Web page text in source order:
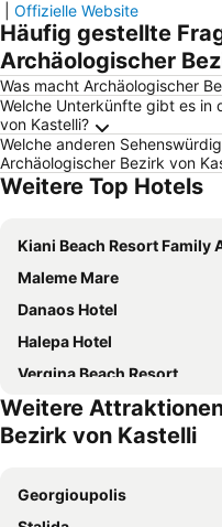
Offizielle Website
Häufig gestellte
Archäologischer
Was macht Archäologischer
Welche Unterkünfte gibt es in
von Kastelli?
Welche anderen
Archäologischer Bezirk von
Weitere Top Hotels
Kiani Beach Resort Family All-
Maleme Mare
Danaos Hotel
Halepa Hotel
Vergina Beach Resort
JW Marriott Crete Resort & Spa
Galini Sea View
Creta Vitalis
Weitere
Bezirk von Kastelli
Georgioupolis